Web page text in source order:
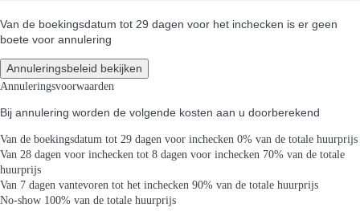
Van de boekingsdatum tot 29 dagen voor het inchecken is er geen
boete voor annulering
Annuleringsbeleid bekijken
Annuleringsvoorwaarden
Bij annulering worden de volgende kosten aan u doorberekend
Van de boekingsdatum tot 29 dagen voor inchecken 0% van de totale huurprijs
Van 28 dagen voor inchecken tot 8 dagen voor inchecken 70% van de totale
huurprijs
Van 7 dagen vantevoren tot het inchecken 90% van de totale huurprijs
No-show 100% van de totale huurprijs